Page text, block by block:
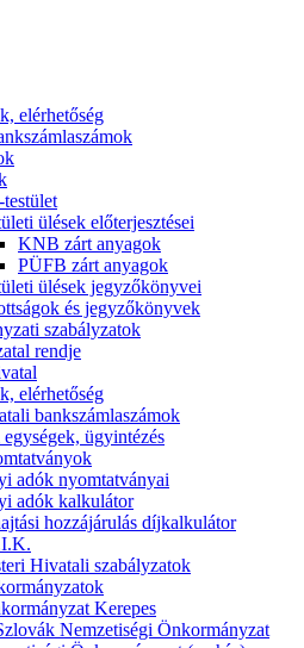
elérhetőség
ülések előterjesztései
KNB zárt anyagok
PÜFB zárt anyagok
ülések jegyzőkönyvei
és jegyzőkönyvek
szabályzatok
rendje
elérhetőség
bankszámlaszámok
egységek, ügyintézés
adók nyomtatványai
adók kalkulátor
hozzájárulás díjkalkulátor
Hivatali szabályzatok
Kerepes
Nemzetiségi Önkormányzat